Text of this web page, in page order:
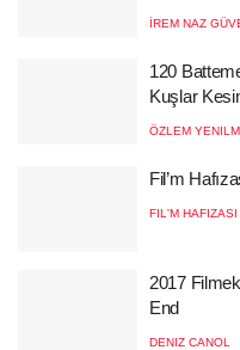
İREM NAZ
120
Kuşlar
ÖZLEM
Fil’m
FIL'M HAFIZASI
2017
End
DENIZ CANOL